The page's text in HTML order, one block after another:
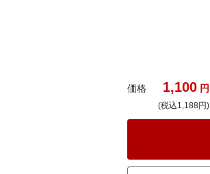
価格 1,100 円
(税込1,188円)